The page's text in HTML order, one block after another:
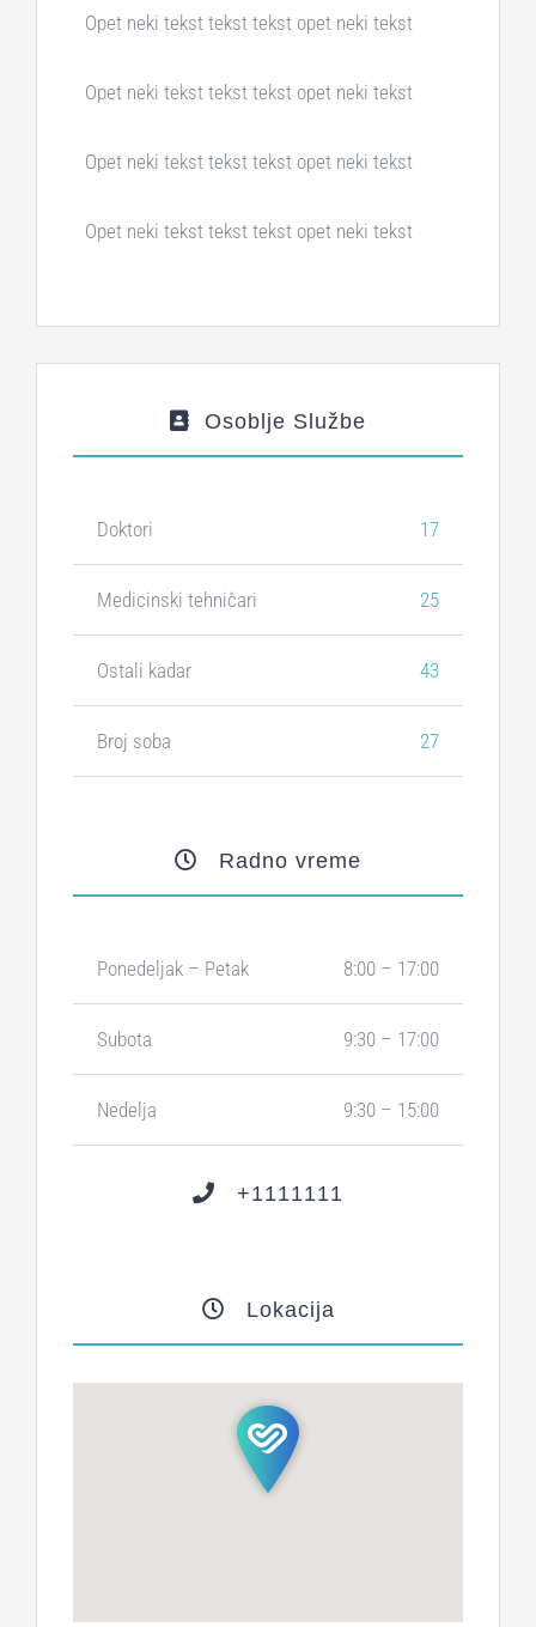
Opet neki tekst tekst tekst opet neki tekst
Opet neki tekst tekst tekst opet neki tekst
Opet neki tekst tekst tekst opet neki tekst
Opet neki tekst tekst tekst opet neki tekst
Osoblje Službe
Doktori 17
Medicinski tehničari 25
Ostali kadar 43
Broj soba 27
Radno vreme
Ponedeljak – Petak 8:00 – 17:00
Subota 9:30 – 17:00
Nedelja 9:30 – 15:00
+1111111
Lokacija